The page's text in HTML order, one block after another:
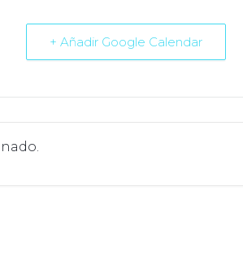
+ Añadir Google Calendar